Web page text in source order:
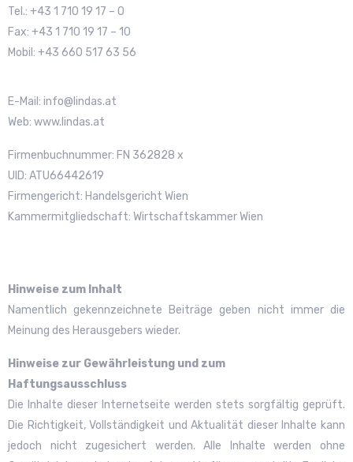
Tel.: +43 1 710 19 17 – 0
Fax: +43 1 710 19 17 – 10
Mobil: +43 660 517 63 56
E-Mail: info@lindas.at
Web: www.lindas.at
Firmenbuchnummer: FN 362828 x
UID: ATU66442619
Firmengericht: Handelsgericht Wien
Kammermitgliedschaft: Wirtschaftskammer Wien
Hinweise zum Inhalt
Namentlich gekennzeichnete Beiträge geben nicht immer die
Meinung des Herausgebers wieder.
Hinweise zur Gewährleistung und zum
Haftungsausschluss
Die Inhalte dieser Internetseite werden stets sorgfältig geprüft.
Die Richtigkeit, Vollständigkeit und Aktualität dieser Inhalte kann
jedoch nicht zugesichert werden. Alle Inhalte werden ohne